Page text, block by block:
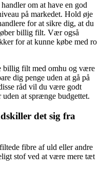
om at have en god
på markedet. Hold øje
for at sikre dig, at du
billig filt. Vær også
for at kunne købe med ro
billig filt med omhu og være
dig penge uden at gå på
råd vil du være godt
at sprænge budgettet.
det sig fra
fibre af uld eller andre
stof ved at være mere tæt